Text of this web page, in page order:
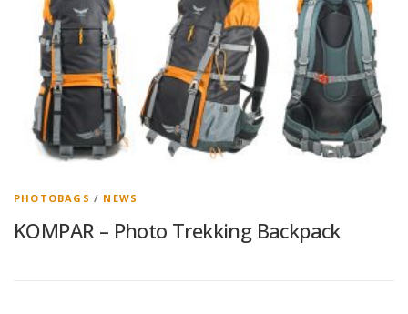
PHOTOBAGS / NEWS
KOMPAR – Photo Trekking Backpack